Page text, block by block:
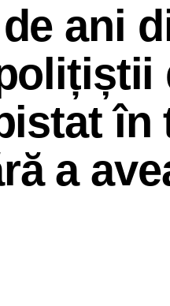
ani
în
a